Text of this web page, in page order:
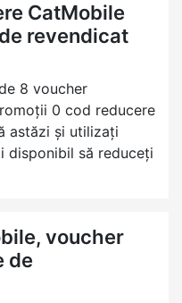
CatMobile
revendicat
8 voucher
0 cod reducere
astăzi și utilizați
disponibil să reduceți
voucher
de